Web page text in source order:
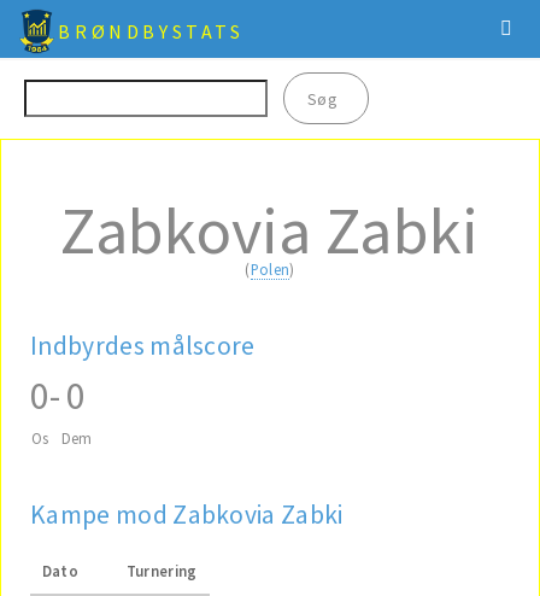
BRØNDBYSTATS
Zabkovia Zabki
(Polen)
Indbyrdes målscore
0
Os
-0
Dem
Kampe mod Zabkovia Zabki
Dato Turnering